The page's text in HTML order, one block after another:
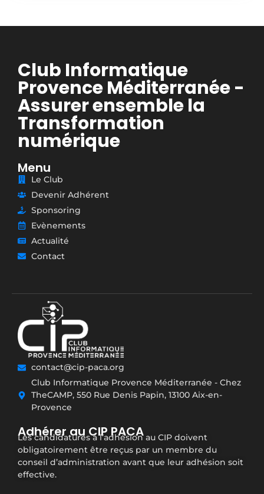
Club Informatique
Provence Méditerranée -
Assurer ensemble la
Transformation
numérique
Menu
Le Club
Devenir Adhérent
Sponsoring
Evènements
Actualité
Contact
contact@cip-paca.org
Club Informatique Provence Méditerranée - Chez
TheCAMP, 550 Rue Denis Papin, 13100 Aix-en-
Provence
Adhérer au CIP PACA
Les candidatures à l’adhésion au CIP doivent
obligatoirement être reçus par un membre du
conseil d’administration avant que leur adhésion soit
effective.